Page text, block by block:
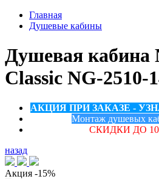
Главная
Душевые кабины
Душевая кабина
Classic NG-2510-
АКЦИЯ ПРИ ЗАКАЗЕ -
Монтаж душевых
СКИДКИ ДО
назад
Акция -15%